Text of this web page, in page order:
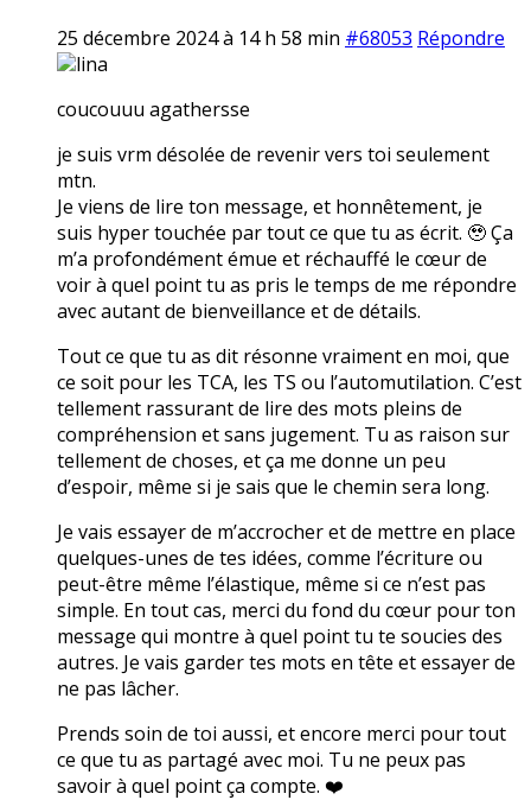
25 décembre 2024 à 14 h 58 min #68053 Répondre
lina
coucouuu agathersse
je suis vrm désolée de revenir vers toi seulement
mtn.
Je viens de lire ton message, et honnêtement, je
suis hyper touchée par tout ce que tu as écrit. 🥹 Ça
m’a profondément émue et réchauffé le cœur de
voir à quel point tu as pris le temps de me répondre
avec autant de bienveillance et de détails.
Tout ce que tu as dit résonne vraiment en moi, que
ce soit pour les TCA, les TS ou l’automutilation. C’est
tellement rassurant de lire des mots pleins de
compréhension et sans jugement. Tu as raison sur
tellement de choses, et ça me donne un peu
d’espoir, même si je sais que le chemin sera long.
Je vais essayer de m’accrocher et de mettre en place
quelques-unes de tes idées, comme l’écriture ou
peut-être même l’élastique, même si ce n’est pas
simple. En tout cas, merci du fond du cœur pour ton
message qui montre à quel point tu te soucies des
autres. Je vais garder tes mots en tête et essayer de
ne pas lâcher.
Prends soin de toi aussi, et encore merci pour tout
ce que tu as partagé avec moi. Tu ne peux pas
savoir à quel point ça compte. ❤️